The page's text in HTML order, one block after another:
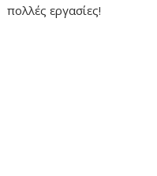
πολλές εργασίες!